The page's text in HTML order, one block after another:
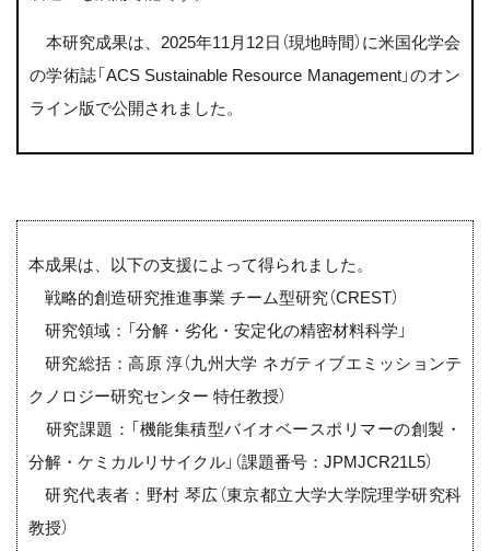
本研究成果は、2025年11月12日（現地時間）に米国化学会
の学術誌「ACS Sustainable Resource Management」のオン
ライン版で公開されました。
本成果は、以下の支援によって得られました。
戦略的創造研究推進事業 チーム型研究（CREST）
研究領域：「分解・劣化・安定化の精密材料科学」
研究総括：高原 淳（九州大学 ネガティブエミッションテ
クノロジー研究センター 特任教授）
研究課題：「機能集積型バイオベースポリマーの創製・
分解・ケミカルリサイクル」（課題番号：JPMJCR21L5）
研究代表者：野村 琴広（東京都立大学大学院理学研究科
教授）